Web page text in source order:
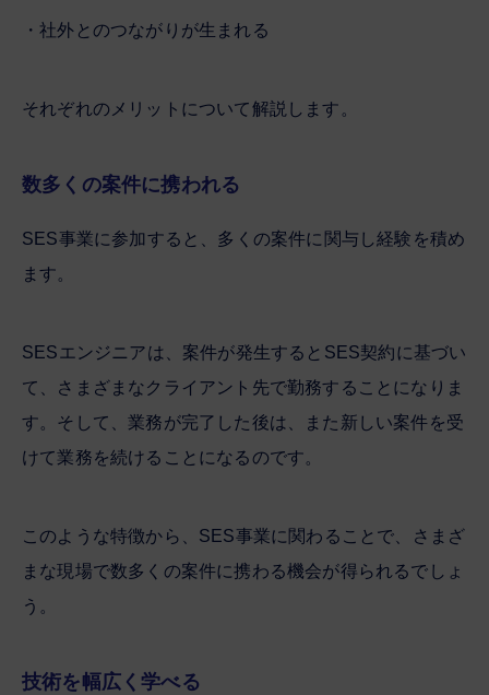
・社外とのつながりが生まれる
それぞれのメリットについて解説します。
数多くの案件に携われる
SES事業に参加すると、多くの案件に関与し経験を積め
ます。
SESエンジニアは、案件が発生するとSES契約に基づい
て、さまざまなクライアント先で勤務することになりま
す。そして、業務が完了した後は、また新しい案件を受
けて業務を続けることになるのです。
このような特徴から、SES事業に関わることで、さまざ
まな現場で数多くの案件に携わる機会が得られるでしょ
う。
技術を幅広く学べる